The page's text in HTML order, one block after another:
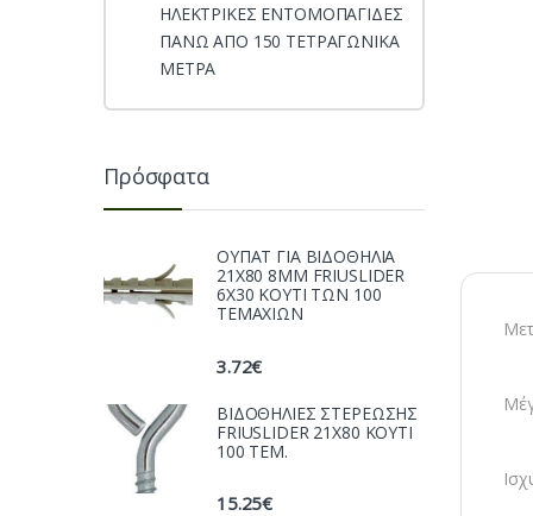
ΗΛΕΚΤΡΙΚΕΣ ΕΝΤΟΜΟΠΑΓΙΔΕΣ
ΠΑΝΩ ΑΠΟ 150 ΤΕΤΡΑΓΩΝΙΚΑ
ΜΕΤΡΑ
Πρόσφατα
ΟΥΠΑΤ ΓΙΑ ΒΙΔΟΘΗΛΙΑ
21Χ80 8ΜΜ FRIUSLIDER
6X30 ΚΟΥΤΙ ΤΩΝ 100
ΤΕΜΑΧΙΩΝ
3.72€
ΒΙΔΟΘΗΛΙΕΣ ΣΤΕΡΕΩΣΗΣ
FRIUSLIDER 21X80 KOYTI
100 TEM.
15.25€